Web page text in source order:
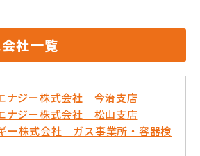
社一覧
ナジー株式会社 今治支店
ナジー株式会社 松山支店
ー株式会社 ガス事業所・容器検